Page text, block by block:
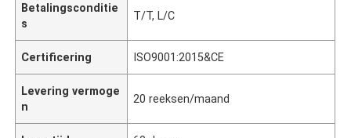
Betalingsconditie
s
T/T, L/C
Certificering ISO9001:2015&CE
Levering vermoge
n
20 reeksen/maand